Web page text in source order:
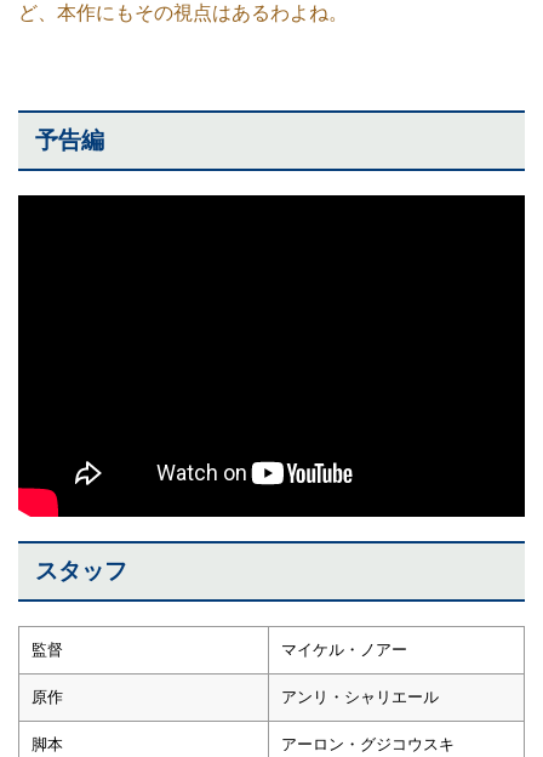
ど、本作にもその視点はあるわよね。
予告編
スタッフ
監督 マイケル・ノアー
原作 アンリ・シャリエール
脚本 アーロン・グジコウスキ